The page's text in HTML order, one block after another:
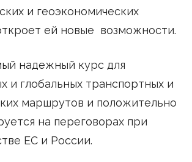
и геоэкономических
ей новые возможности.
надежный курс для
и глобальных транспортных и
маршрутов и положительно
на переговорах при
ЕС и России.